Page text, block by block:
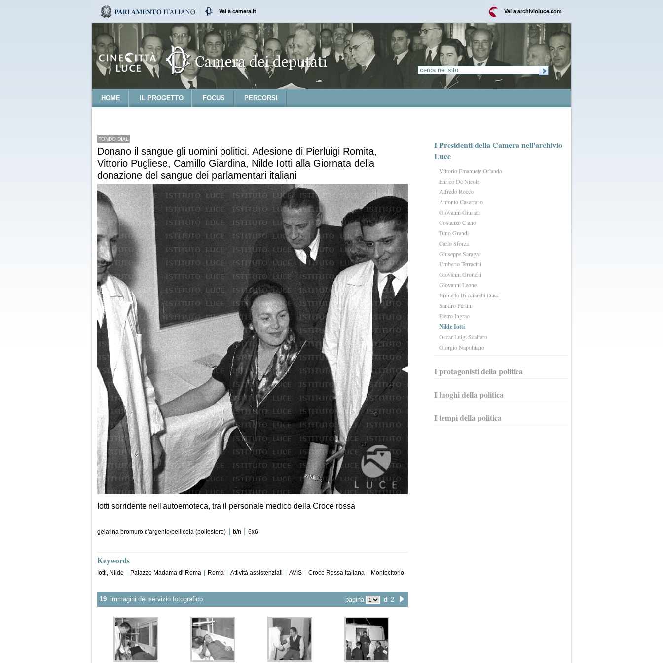
Vai a camera.it Vai a archivioluce.com
HOME IL PROGETTO FOCUS PERCORSI
FONDO DIAL
Donano il sangue gli uomini politici. Adesione di Pierluigi Romita,
Vittorio Pugliese, Camillo Giardina, Nilde Iotti alla Giornata della
donazione del sangue dei parlamentari italiani
Iotti sorridente nell'autoemoteca, tra il personale medico della Croce rossa
gelatina bromuro d'argento/pellicola (poliestere) b/n 6x6
Keywords
Iotti, Nilde Palazzo Madama di Roma Roma Attività assistenziali AVIS Croce Rossa Italiana Montecitorio
19 immagini del servizio fotografico pagina di 2
I Presidenti della Camera nell'archivio
Luce
Vittorio Emanuele Orlando
Enrico De Nicola
Alfredo Rocco
Antonio Casertano
Giovanni Giuriati
Costanzo Ciano
Dino Grandi
Carlo Sforza
Giuseppe Saragat
Umberto Terracini
Giovanni Gronchi
Giovanni Leone
Brunetto Bucciarelli Ducci
Sandro Pertini
Pietro Ingrao
Nilde Iotti
Oscar Luigi Scalfaro
Giorgio Napolitano
I protagonisti della politica
I luoghi della politica
I tempi della politica